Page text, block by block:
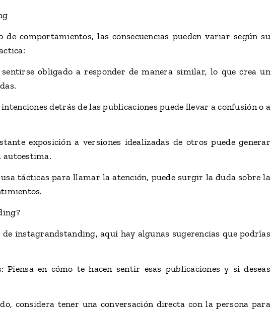
comportamientos, las consecuencias pueden variar según su
sentirse obligado a responder de manera similar, lo que crea un
detrás de las publicaciones puede llevar a confusión o a
exposición a versiones idealizadas de otros puede generar
autoestima.
usa tácticas para llamar la atención, puede surgir la duda sobre la
de instagrandstanding, aquí hay algunas sugerencias que podrías
Piensa en cómo te hacen sentir esas publicaciones y si deseas
considera tener una conversación directa con la persona para